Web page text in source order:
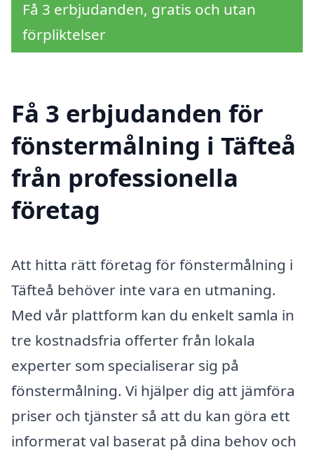
Få 3 erbjudanden, gratis och utan
förpliktelser
Få 3 erbjudanden för
fönstermålning i Täfteå
från professionella
företag
Att hitta rätt företag för fönstermålning i
Täfteå behöver inte vara en utmaning.
Med vår plattform kan du enkelt samla in
tre kostnadsfria offerter från lokala
experter som specialiserar sig på
fönstermålning. Vi hjälper dig att jämföra
priser och tjänster så att du kan göra ett
informerat val baserat på dina behov och